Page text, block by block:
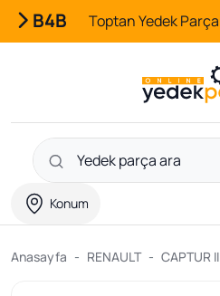
B4B Toptan Yedek Parça
Konum
Anasayfa RENAULT CAPTUR II